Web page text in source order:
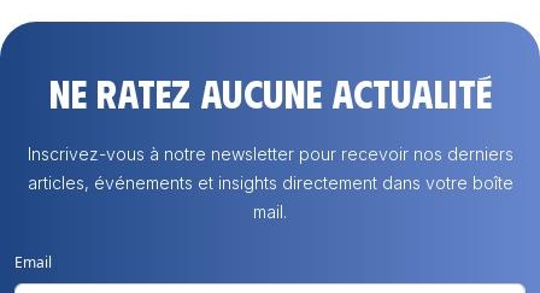
Ne ratez aucune actualité
Inscrivez-vous à notre newsletter pour recevoir nos derniers
articles, événements et insights directement dans votre boîte
mail.
Email